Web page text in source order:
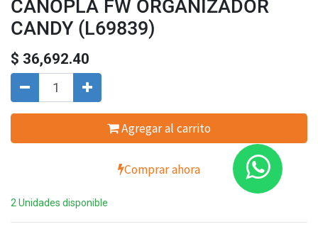
CANOPLA FW ORGANIZADOR
CANDY (L69839)
$ 36,692.40
Agregar al carrito
Comprar ahora
2 Unidades disponible